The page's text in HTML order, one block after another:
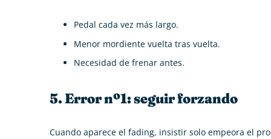
Pedal cada vez más largo.
Menor mordiente vuelta tras vuelta.
Necesidad de frenar antes.
5. Error nº1: seguir forzando
Cuando aparece el fading, insistir solo empeora el